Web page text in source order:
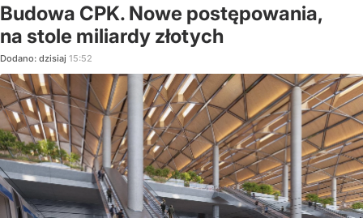
Budowa CPK. Nowe postępowania,
na stole miliardy złotych
Dodano: dzisiaj 15:52